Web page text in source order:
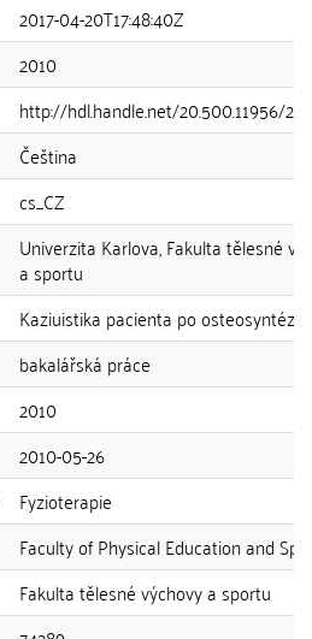
2017-04-20T17:48:40Z
2010
http://hdl.handle.net/20.500.11956/
Čeština
cs_CZ
Univerzita Karlova, Fakulta tělesné
a sportu
Kaziuistika pacienta po osteosyntéze
bakalářská práce
2010
2010-05-26
Fyzioterapie
Faculty of Physical Education and
Fakulta tělesné výchovy a sportu